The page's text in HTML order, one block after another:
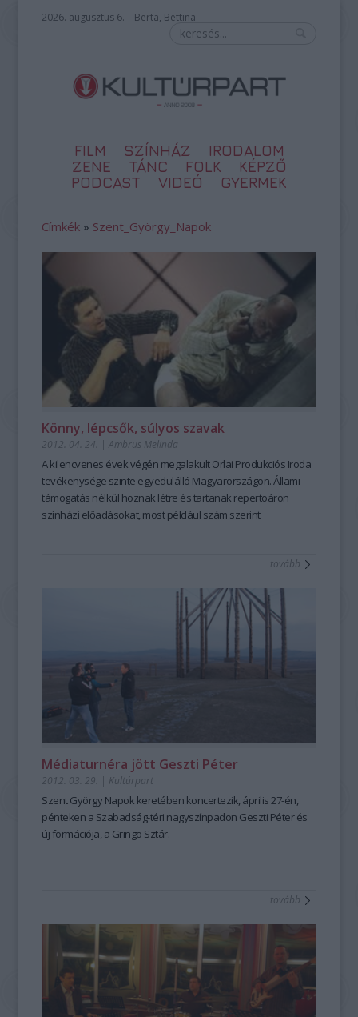
2026. augusztus 6. – Berta, Bettina
FILM SZÍNHÁZ
IRODALOM
ZENE
TÁNC FOLK
KÉPZŐ
PODCAST
VIDEÓ GYERMEK
Címkék » Szent_György_Napok
Könny, lépcsők, súlyos szavak
2012. 04. 24. |Ambrus Melinda
A kilencvenes évek végén megalakult Orlai Produkciós Iroda
tevékenysége szinte egyedülálló Magyarországon. Állami
támogatás nélkül hoznak létre és tartanak repertoáron
színházi előadásokat, most például szám szerint
tovább
Médiaturnéra jött Geszti Péter
2012. 03. 29. | Kultúrpart
Szent György Napok keretében koncertezik, április 27-én,
pénteken a Szabadság-téri nagyszínpadon Geszti Péter és
új formációja, a Gringo Sztár.
tovább